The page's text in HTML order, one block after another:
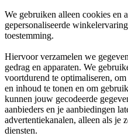
We gebruiken alleen cookies en
gepersonaliseerde
toestemming.
Hiervoor verzamelen we
gedrag en apparaten. We
voortdurend te optimaliseren,
en inhoud te tonen en om
kunnen jouw gecodeerde
aanbieders en je aanbiedingen
advertentiekanalen, alleen als je
diensten.